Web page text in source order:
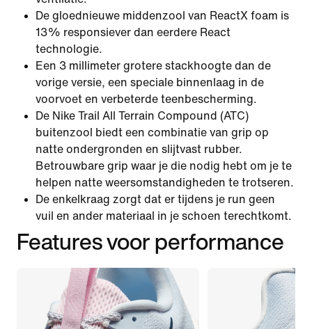
De gloednieuwe middenzool van ReactX foam is
13% responsiever dan eerdere React
technologie.
Een 3 millimeter grotere stackhoogte dan de
vorige versie, een speciale binnenlaag in de
voorvoet en verbeterde teenbescherming.
De Nike Trail All Terrain Compound (ATC)
buitenzool biedt een combinatie van grip op
natte ondergronden en slijtvast rubber.
Betrouwbare grip waar je die nodig hebt om je te
helpen natte weersomstandigheden te trotseren.
De enkelkraag zorgt dat er tijdens je run geen
vuil en ander materiaal in je schoen terechtkomt.
Features voor performance